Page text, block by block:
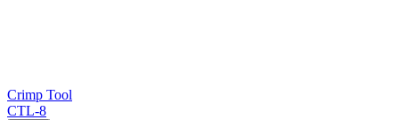
Crimp Tool
CTL-8